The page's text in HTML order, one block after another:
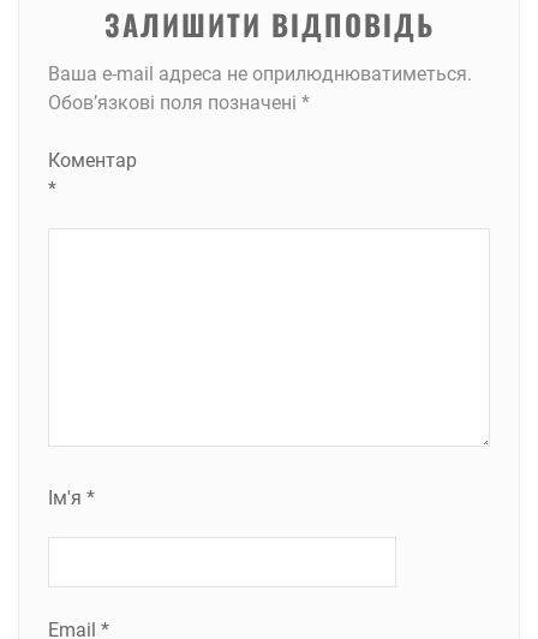
ЗАЛИШИТИ ВІДПОВІДЬ
Ваша e-mail адреса не оприлюднюватиметься.
Обов’язкові поля позначені *
Коментар
*
Ім'я *
Email *